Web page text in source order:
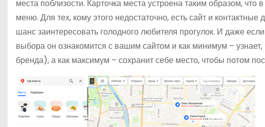
места поблизости. Карточка места устроена таким образом,
меню. Для тех, кому этого недостаточно, есть сайт и
шанс заинтересовать голодного любителя прогулок. И даже
выбора он ознакомится с вашим сайтом и как минимум –
бренда), а как максимум – сохранит себе место, чтобы потом